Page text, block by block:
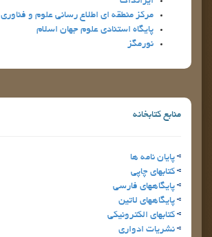
مركز منطقه اي اطلاع رساني علوم و فناوري
پايگاه استنادي علوم جهان اسلام
نورمگز
منابع كتابخانه
پايان نامه ها
كتابهاي چاپي
پايگاههاي فارسي
پايگاههاي لاتين
كتابهاي الكترونيكي
نشريات ادواري